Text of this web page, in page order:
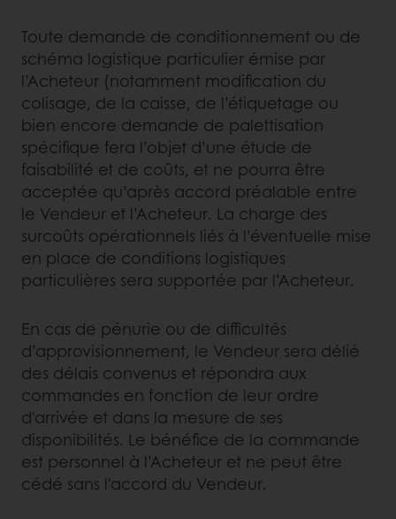
Toute demande de conditionnement ou de
schéma logistique particulier émise par
l’Acheteur (notamment modification du
colisage, de la caisse, de l’étiquetage ou
bien encore demande de palettisation
spécifique fera l’objet d’une étude de
faisabilité et de coûts, et ne pourra être
acceptée qu’après accord préalable entre
le Vendeur et l’Acheteur. La charge des
surcoûts opérationnels liés à l’éventuelle mise
en place de conditions logistiques
particulières sera supportée par l’Acheteur.
En cas de pénurie ou de difficultés
d’approvisionnement, le Vendeur sera délié
des délais convenus et répondra aux
commandes en fonction de leur ordre
d'arrivée et dans la mesure de ses
disponibilités. Le bénéfice de la commande
est personnel à l’Acheteur et ne peut être
cédé sans l'accord du Vendeur.